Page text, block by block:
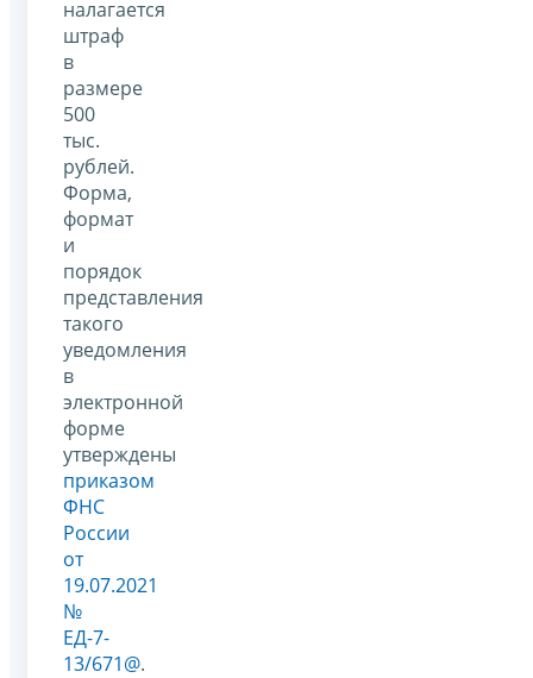
налагается
штраф
в
размере
500
тыс.
рублей.
Форма,
формат
и
порядок
представления
такого
уведомления
в
электронной
форме
утверждены
приказом
ФНС
России
от
19.07.2021
№
ЕД-7-
13/671@.